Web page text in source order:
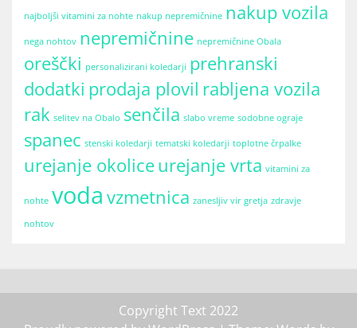
najboljši vitamini za nohte nakup nepremičnine nakup vozila
nega nohtov nepremičnine nepremičnine Obala
oreščki personalizirani koledarji prehranski
dodatki prodaja plovil rabljena vozila
rak selitev na Obalo senčila slabo vreme sodobne ograje
spanec stenski koledarji tematski koledarji toplotne črpalke
urejanje okoliceurejanje vrta vitamini za
nohte voda vzmetnica zanesljiv vir gretja zdravje
nohtov
Copyright Text 2022